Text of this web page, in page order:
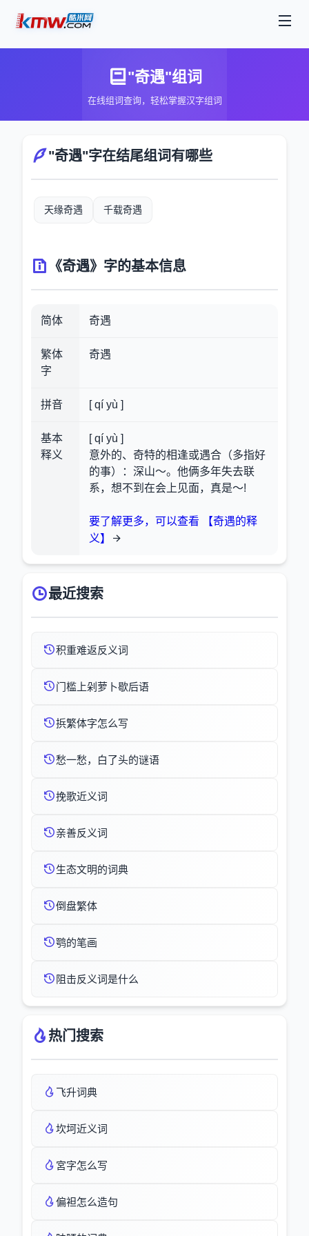
"奇遇"组词
在线组词查询，轻松掌握汉字组词
"奇遇"字在结尾组词有哪些
天缘奇遇 千载奇遇
《奇遇》字的基本信息
简体 奇遇
繁体
字
奇遇
拼音 [ qí yù ]
基本
释义
[ qí yù ]
意外的、奇特的相逢或遇合（多指好
的事）：深山～。他俩多年失去联
系，想不到在会上见面，真是～!
要了解更多，可以查看 【奇遇的释
义】
最近搜索
积重难返反义词
门槛上剁萝卜歇后语
捠繁体字怎么写
愁一愁，白了头的谜语
挽歌近义词
亲善反义词
生态文明的词典
倒盘繁体
鹗的笔画
阻击反义词是什么
热门搜索
飞升词典
坎坷近义词
宮字怎么写
偏袒怎么造句